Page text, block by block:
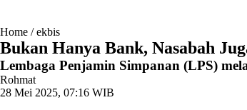
Home /ekbis
Bukan Hanya Bank, Nasabah
Lembaga Penjamin Simpanan (LPS)
Rohmat
28 Mei 2025, 07:16 WIB